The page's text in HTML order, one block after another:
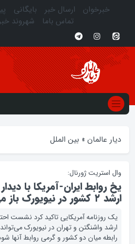
خبرخوان ارسال خبر بایگانی
تماس باما
شهروند
دیار عالمان » بین الملل
وال استریت ژورنال:
یخ روابط ایران-آمریکا با
ارشد ۲ کشور در نیویورک باز می‌شود
یک روزنامه آمریکایی تاکید کرد نشست
ارشد واشنگتن و تهران در نیویورک
رابطه میان دو کشور و گرمی روابط آنها